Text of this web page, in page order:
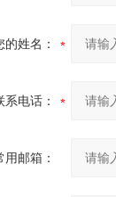
的姓名：
系电话：
用邮箱：